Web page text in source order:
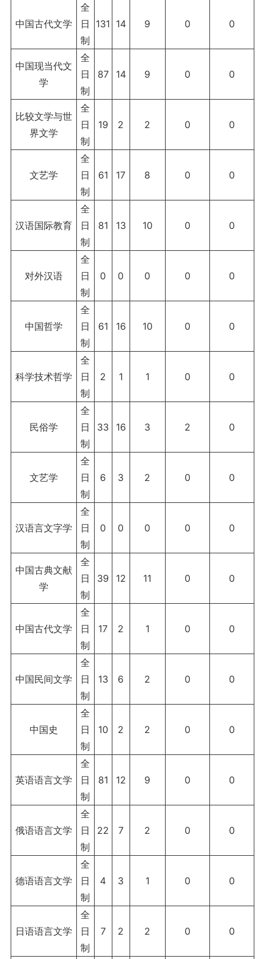
中国古代文学
全
日
制
131 14 9 0 0
中国现当代文
学
全
日
制
87 14 9 0 0
比较文学与世
界文学
全
日
制
19 2 2 0 0
文艺学
全
日
制
61 17 8 0 0
汉语国际教育
全
日
制
81 13 10 0 0
对外汉语
全
日
制
0 0 0 0 0
中国哲学
全
日
制
61 16 10 0 0
科学技术哲学
全
日
制
2 1 1 0 0
民俗学
全
日
制
33 16 3 2 0
文艺学
全
日
制
6 3 2 0 0
汉语言文字学
全
日
制
0 0 0 0 0
中国古典文献
学
全
日
制
39 12 11 0 0
中国古代文学
全
日
制
17 2 1 0 0
中国民间文学
全
日
制
13 6 2 0 0
中国史
全
日
制
10 2 2 0 0
英语语言文学
全
日
制
81 12 9 0 0
俄语语言文学
全
日
制
22 7 2 0 0
德语语言文学
全
日
制
4 3 1 0 0
日语语言文学
全
日
制
7 2 2 0 0